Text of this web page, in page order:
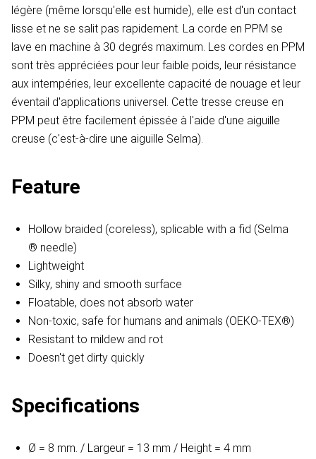
légère (même lorsqu'elle est humide), elle est d'un contact
lisse et ne se salit pas rapidement. La corde en PPM se
lave en machine à 30 degrés maximum. Les cordes en PPM
sont très appréciées pour leur faible poids, leur résistance
aux intempéries, leur excellente capacité de nouage et leur
éventail d'applications universel. Cette tresse creuse en
PPM peut être facilement épissée à l'aide d'une aiguille
creuse (c'est-à-dire une aiguille Selma).
Feature
Hollow braided (coreless), splicable with a fid (Selma
® needle)
Lightweight
Silky, shiny and smooth surface
Floatable, does not absorb water
Non-toxic, safe for humans and animals (OEKO-TEX®)
Resistant to mildew and rot
Doesn't get dirty quickly
Specifications
Ø = 8 mm. / Largeur = 13 mm / Height = 4 mm